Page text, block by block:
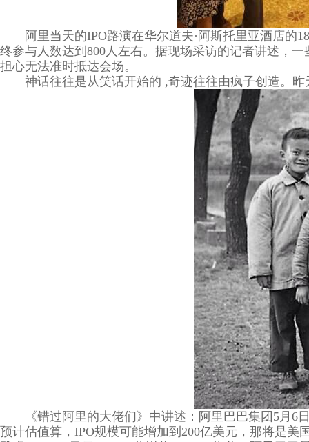
阿里当天的IPO路演在华尔道夫·阿斯托里亚酒店的
终参与人数达到800人左右。据现场采访的记者讲述，
担心无法准时抵达会场。
神话往往是从笑话开始的 ,奇迹往往由疯子创造。
《错过阿里的大佬们》中讲述：阿里巴巴集团5月
预计估值算，IPO规模可能增加到200亿美元，那将是美